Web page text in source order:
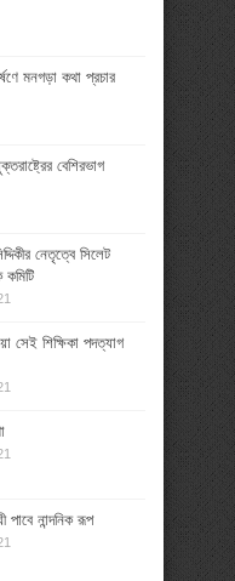
মনগড়া কথা প্রচার
বেশিরভাগ
নেতৃত্বে সিলেট
সেই শিক্ষিকা পদত্যাগ
পাবে নান্দনিক রূপ